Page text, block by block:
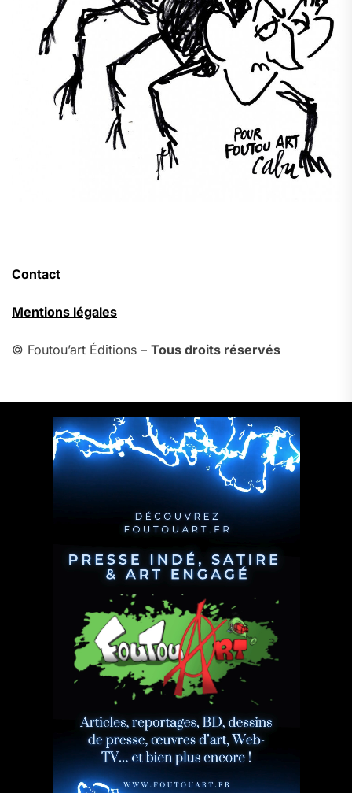
Contact
Mentions légales
© Foutou’art Éditions – Tous droits réservés